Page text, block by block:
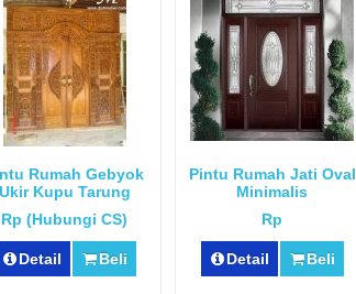
Rumah Gebyok
Ukir Kupu Tarung
Rp (Hubungi CS)
Detail Beli
Pintu Rumah Jati Oval
Minimalis
Rp
Detail Beli